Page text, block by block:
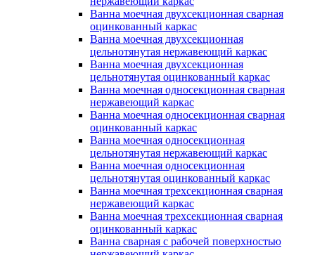
Ванна моечная двухсекционная сварная
оцинкованный каркас
Ванна моечная двухсекционная
цельнотянутая нержавеющий каркас
Ванна моечная двухсекционная
цельнотянутая оцинкованный каркас
Ванна моечная односекционная сварная
нержавеющий каркас
Ванна моечная односекционная сварная
оцинкованный каркас
Ванна моечная односекционная
цельнотянутая нержавеющий каркас
Ванна моечная односекционная
цельнотянутая оцинкованный каркас
Ванна моечная трехсекционная сварная
нержавеющий каркас
Ванна моечная трехсекционная сварная
оцинкованный каркас
Ванна сварная с рабочей поверхностью